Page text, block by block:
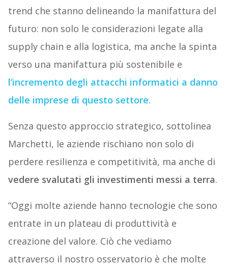
trend che stanno delineando la manifattura del
futuro: non solo le considerazioni legate alla
supply chain e alla logistica, ma anche la spinta
verso una manifattura più sostenibile e
l’incremento degli attacchi informatici a danno
delle imprese di questo settore.
Senza questo approccio strategico, sottolinea
Marchetti, le aziende rischiano non solo di
perdere resilienza e competitività, ma anche di
vedere svalutati gli investimenti messi a terra.
“Oggi molte aziende hanno tecnologie che sono
entrate in un plateau di produttività e
creazione del valore. Ciò che vediamo
attraverso il nostro osservatorio è che molte